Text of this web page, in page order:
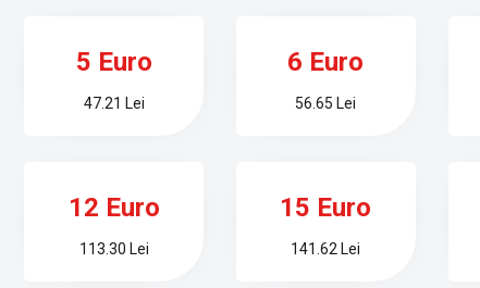
5 Euro
47.21 Lei
6 Euro
56.65 Lei
12 Euro
113.30 Lei
15 Euro
141.62 Lei